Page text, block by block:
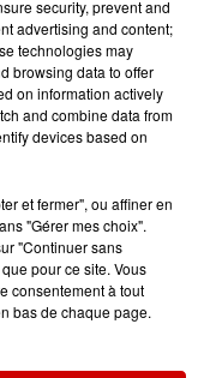
: inscrivez-
Voir plus
de
security, prevent and
advertising and content;
technologies may
browsing data to offer
on information actively
and combine data from
devices based on
et fermer", ou affiner en
"Gérer mes choix".
"Continuer sans
pour ce site. Vous
consentement à tout
bas de chaque page.